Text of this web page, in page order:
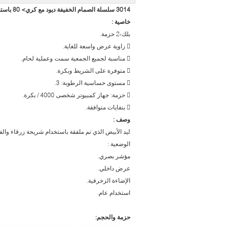
3014 سلسلة الصمام الخفيفة ديود مع كري> 80 باستخدام الإضاءة للديكور
خاصية :
بلك-2 حزمة.
 زاوية عرض واسعة للغاية.
 مناسبة لجميع الجمعية سمت وعملية لحام.
 متوفرة على الشريط وبكرة.
 مستوى حساسية الرطوبة: 3.
 حزمة: جهاز كمبيوتر شخصى 4000 / بكرة.
 بنفايات متوافقة.
وصف :
ليد الأبيض الذي تم ملفقة باستخدام شريحة زرقاء
الوضعية :
مؤشر بصري.
عرض داخلي.
الإضاءة الزخرفية.
استخدام عام.
حزمة والحجم: